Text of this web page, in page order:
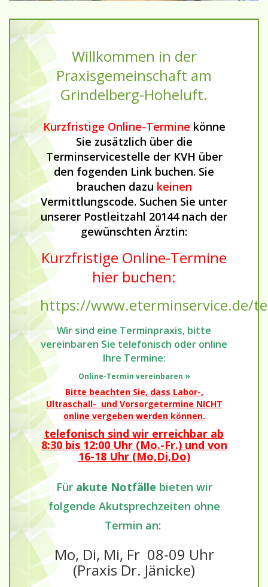
Willkommen in der
Praxisgemeinschaft am
Grindelberg-Hoheluft.
Kurzfristige Online-Termine könne
Sie zusätzlich über die
Terminservicestelle der KVH über
den fogenden Link buchen. Sie
brauchen dazu keinen
Vermittlungscode. Suchen Sie unter
unserer Postleitzahl 20144 nach der
gewünschten Ärztin:
Kurzfristige Online-Termine
hier buchen:
https://www.eterminservice.de/
Wir sind eine Terminpraxis, bitte
vereinbaren Sie telefonisch oder online
Ihre Termine:
Online-Termin vereinbaren »
Bitte beachten Sie, dass Labor-,
Ultraschall- und Vorsorgetermine NICHT
online vergeben werden können.
telefonisch sind wir erreichbar ab
8:30 bis 12:00 Uhr (Mo.-Fr.) und von
16-18 Uhr (Mo,Di,Do)
Für akute Notfälle bieten wir
folgende Akutsprechzeiten ohne
Termin an:
Mo, Di, Mi, Fr 08-09 Uhr
(Praxis Dr. Jänicke)